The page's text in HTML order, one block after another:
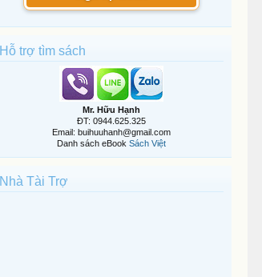
Hỗ trợ tìm sách
Mr. Hữu Hạnh
ĐT: 0944.625.325
Email: buihuuhanh@gmail.com
Danh sách eBook Sách Việt
Nhà Tài Trợ